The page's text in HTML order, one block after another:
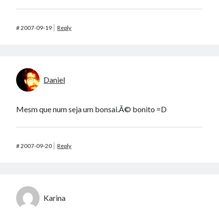
#2007-09-19 Reply
Daniel
Mesm que num seja um bonsai.Ã© bonito =D
#2007-09-20 Reply
Karina